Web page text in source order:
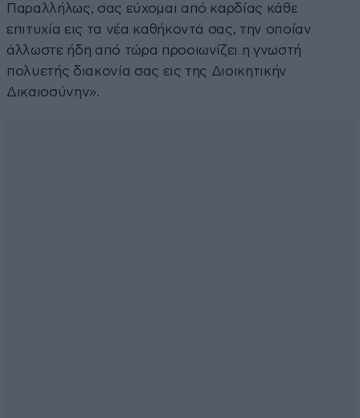
Παραλλήλως, σας εύχομαι από καρδίας κάθε
επιτυχία εις τα νέα καθήκοντά σας, την οποίαν
άλλωστε ήδη από τώρα προοιωνίζει η γνωστή
πολυετής διακονία σας εις της Διοικητικήν
Δικαιοσύνην».